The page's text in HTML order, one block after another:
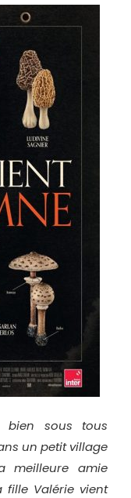
sous tous
un petit village
meilleure amie
fille Valérie vient